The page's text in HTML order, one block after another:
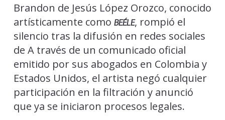
Brandon de Jesús López Orozco, conocido
artísticamente como BEÉLE, rompió el
silencio tras la difusión en redes sociales
de A través de un comunicado oficial
emitido por sus abogados en Colombia y
Estados Unidos, el artista negó cualquier
participación en la filtración y anunció
que ya se iniciaron procesos legales.